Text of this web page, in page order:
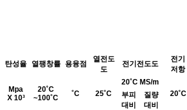
탄성율 열팽창률 용융점
열전도
도
전기전도도
전기
저항
Mpa
X 10³
20˚C
~100˚C
˚C 25˚C
20˚C MS/m
20˚C
부피
대비
질량
대비